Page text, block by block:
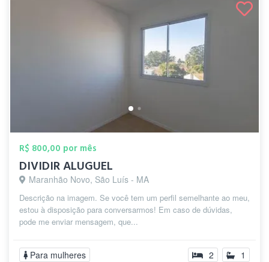
R$ 800,00 por mês
DIVIDIR ALUGUEL
Maranhão Novo, São Luís - MA
Descrição na imagem. Se você tem um perfil semelhante ao meu,
estou à disposição para conversarmos! Em caso de dúvidas,
pode me enviar mensagem, que...
Para mulheres 2 1